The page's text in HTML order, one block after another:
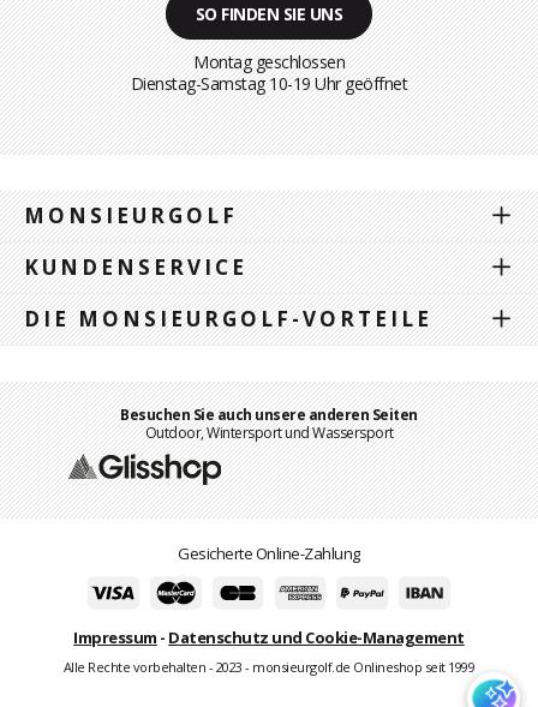
SO FINDEN SIE UNS
Montag geschlossen
Dienstag-Samstag 10-19 Uhr geöffnet
MONSIEURGOLF
KUNDENSERVICE
DIE MONSIEURGOLF-VORTEILE
Besuchen Sie auch unsere anderen Seiten
Outdoor, Wintersport und Wassersport
Gesicherte Online-Zahlung
Impressum - Datenschutz und Cookie-Management
Alle Rechte vorbehalten - 2023 - monsieurgolf.de Onlineshop seit 1999